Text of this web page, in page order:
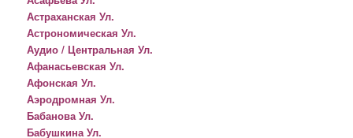
Астраханская Ул.
Астрономическая Ул.
Аудио / Центральная Ул.
Афанасьевская Ул.
Афонская Ул.
Аэродромная Ул.
Бабанова Ул.
Бабушкина Ул.